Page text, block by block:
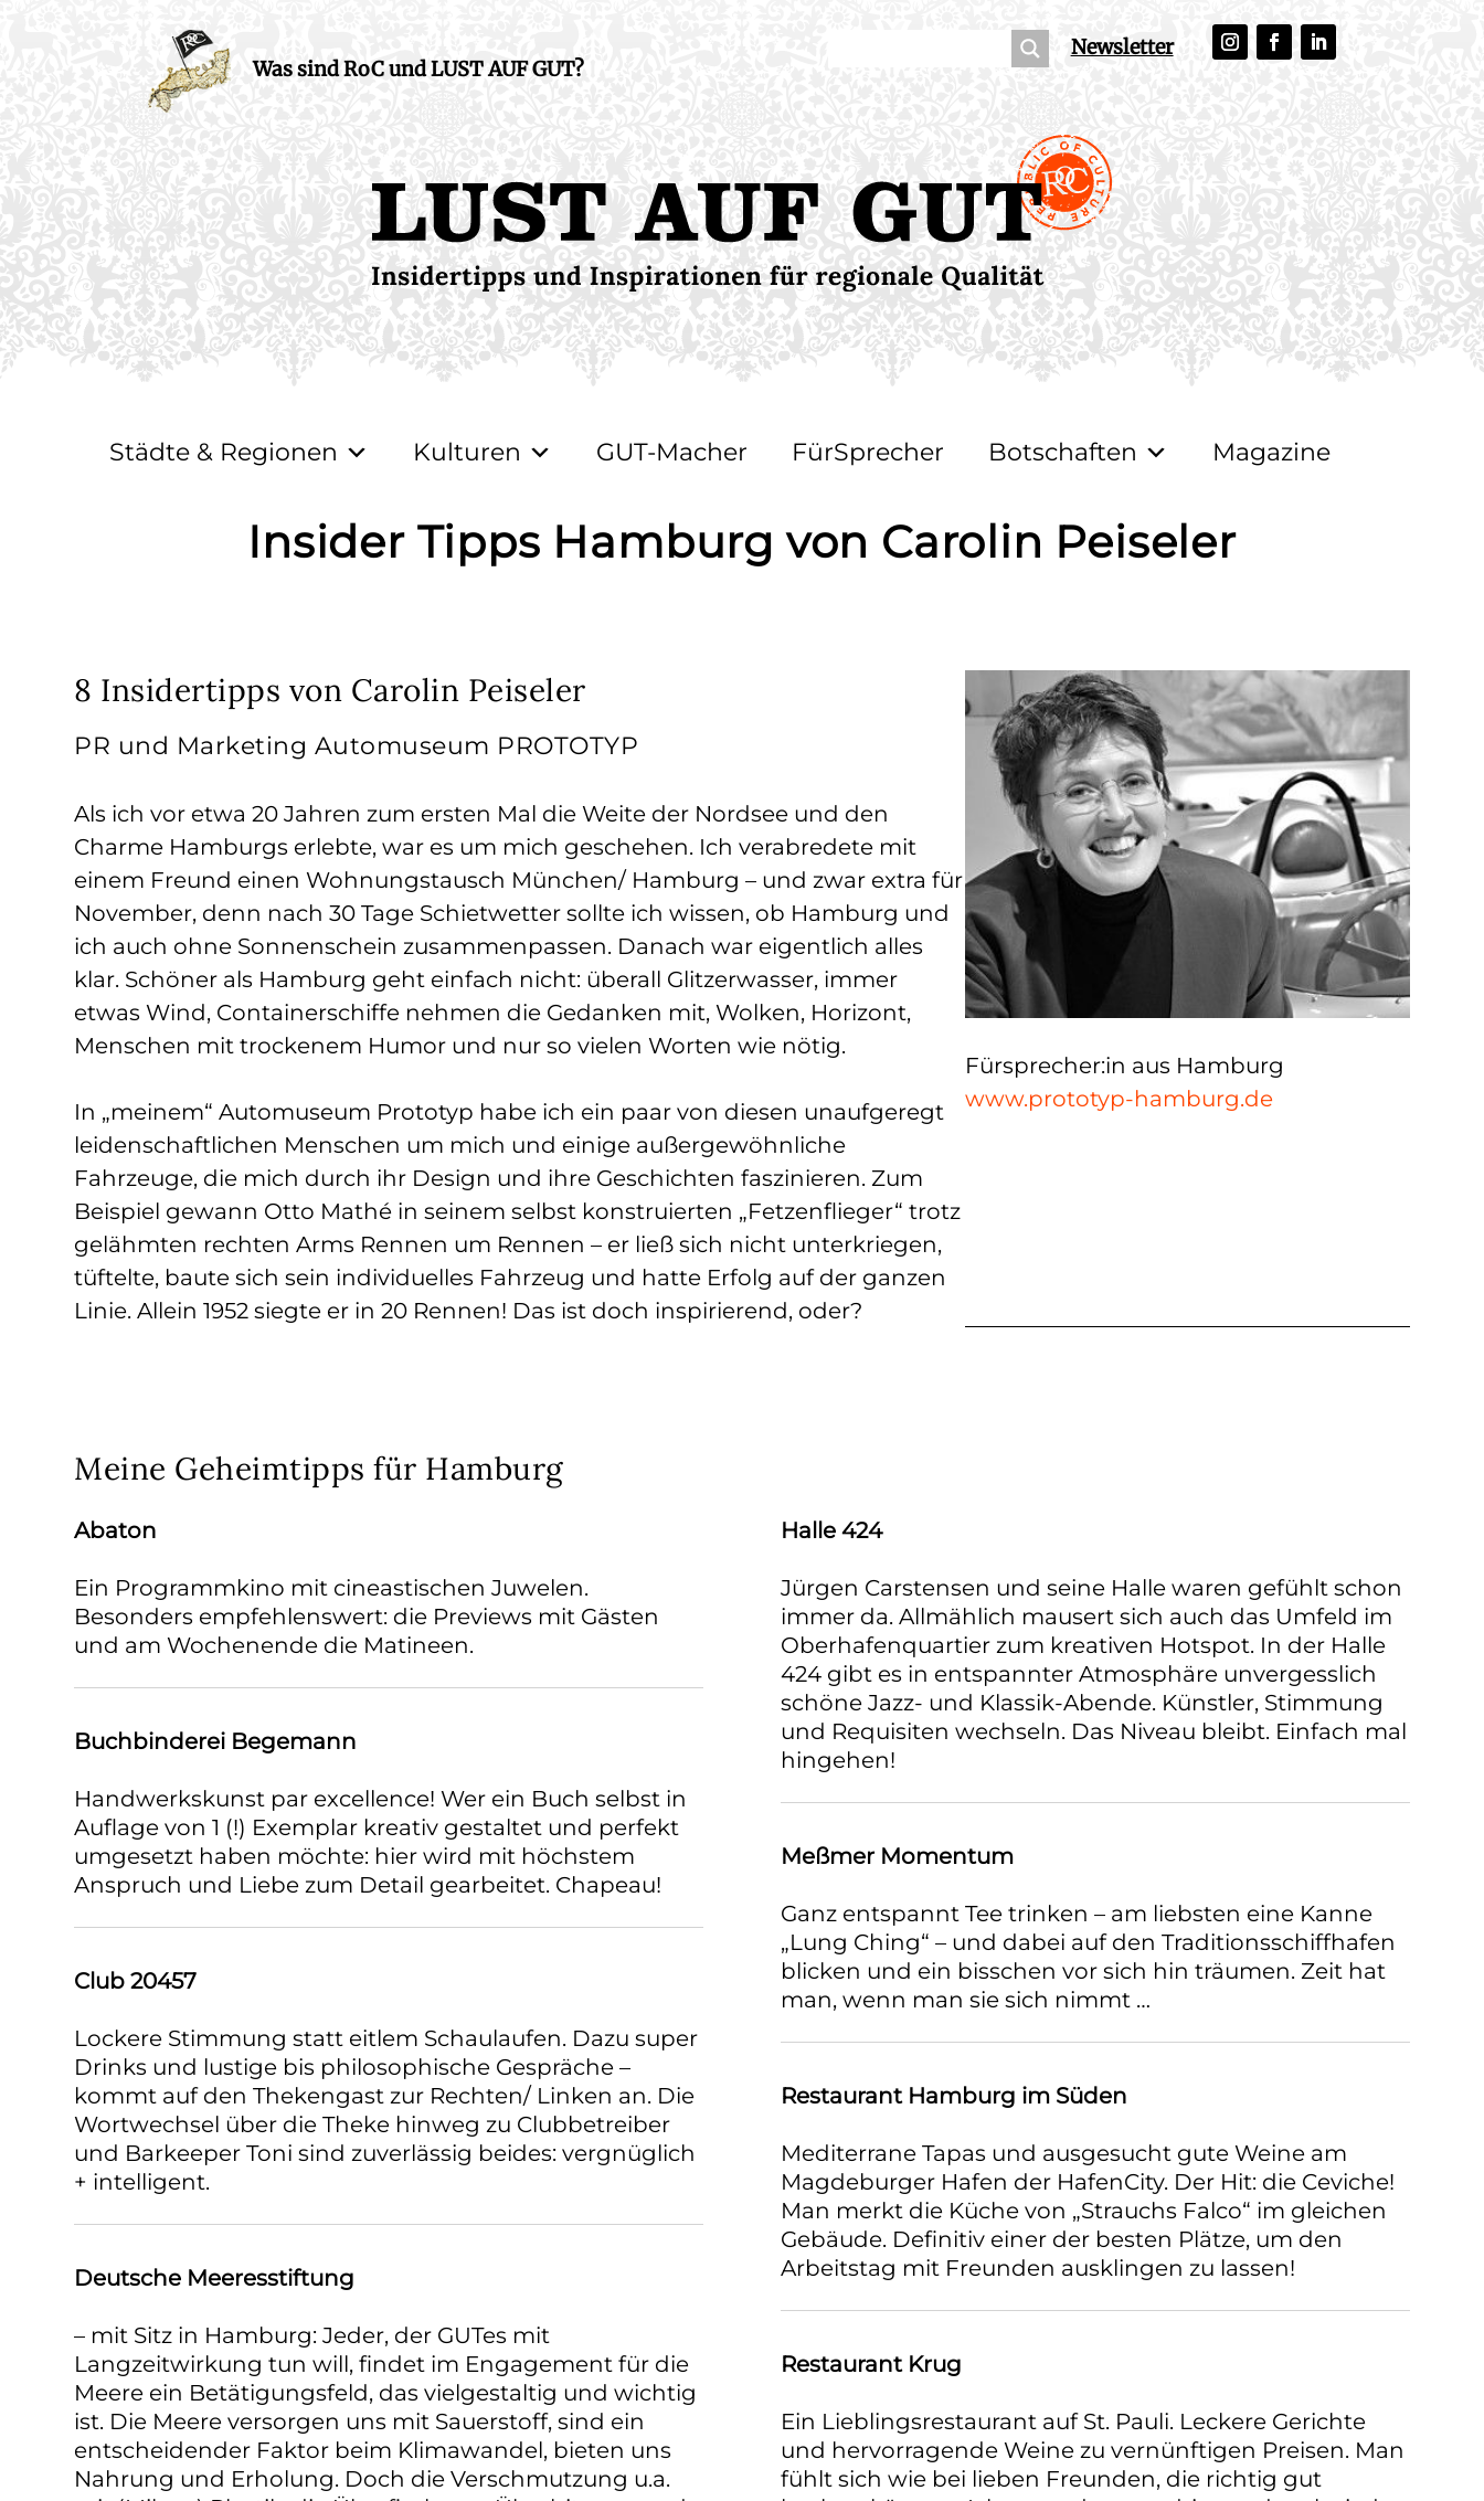
Was sind RoC und LUST AUF GUT?
Newsletter
Städte & Regionen Kulturen GUT-Macher FürSprecher Botschaften Magazine
Insider Tipps Hamburg von Carolin Peiseler
8 Insidertipps von Carolin Peiseler
PR und Marketing Automuseum PROTOTYP
Als ich vor etwa 20 Jahren zum ersten Mal die Weite der Nordsee und den
Charme Hamburgs erlebte, war es um mich geschehen. Ich verabredete mit
einem Freund einen Wohnungstausch München/ Hamburg – und zwar extra für
November, denn nach 30 Tage Schietwetter sollte ich wissen, ob Hamburg und
ich auch ohne Sonnenschein zusammenpassen. Danach war eigentlich alles
klar. Schöner als Hamburg geht einfach nicht: überall Glitzerwasser, immer
etwas Wind, Containerschiffe nehmen die Gedanken mit, Wolken, Horizont,
Menschen mit trockenem Humor und nur so vielen Worten wie nötig.
In „meinem“ Automuseum Prototyp habe ich ein paar von diesen unaufgeregt
leidenschaftlichen Menschen um mich und einige außergewöhnliche
Fahrzeuge, die mich durch ihr Design und ihre Geschichten faszinieren. Zum
Beispiel gewann Otto Mathé in seinem selbst konstruierten „Fetzenflieger“ trotz
gelähmten rechten Arms Rennen um Rennen – er ließ sich nicht unterkriegen,
tüftelte, baute sich sein individuelles Fahrzeug und hatte Erfolg auf der ganzen
Linie. Allein 1952 siegte er in 20 Rennen! Das ist doch inspirierend, oder?
Fürsprecher:in aus Hamburg
www.prototyp-hamburg.de
Meine Geheimtipps für Hamburg
Abaton
Ein Programmkino mit cineastischen Juwelen.
Besonders empfehlenswert: die Previews mit Gästen
und am Wochenende die Matineen.
Buchbinderei Begemann
Handwerkskunst par excellence! Wer ein Buch selbst in
Auflage von 1 (!) Exemplar kreativ gestaltet und perfekt
umgesetzt haben möchte: hier wird mit höchstem
Anspruch und Liebe zum Detail gearbeitet. Chapeau!
Club 20457
Lockere Stimmung statt eitlem Schaulaufen. Dazu super
Drinks und lustige bis philosophische Gespräche –
kommt auf den Thekengast zur Rechten/ Linken an. Die
Wortwechsel über die Theke hinweg zu Clubbetreiber
und Barkeeper Toni sind zuverlässig beides: vergnüglich
+ intelligent.
Deutsche Meeresstiftung
– mit Sitz in Hamburg: Jeder, der GUTes mit
Langzeitwirkung tun will, findet im Engagement für die
Meere ein Betätigungsfeld, das vielgestaltig und wichtig
ist. Die Meere versorgen uns mit Sauerstoff, sind ein
entscheidender Faktor beim Klimawandel, bieten uns
Nahrung und Erholung. Doch die Verschmutzung u.a.
Halle 424
Jürgen Carstensen und seine Halle waren gefühlt schon
immer da. Allmählich mausert sich auch das Umfeld im
Oberhafenquartier zum kreativen Hotspot. In der Halle
424 gibt es in entspannter Atmosphäre unvergesslich
schöne Jazz- und Klassik-Abende. Künstler, Stimmung
und Requisiten wechseln. Das Niveau bleibt. Einfach mal
hingehen!
Meßmer Momentum
Ganz entspannt Tee trinken – am liebsten eine Kanne
„Lung Ching“ – und dabei auf den Traditionsschiffhafen
blicken und ein bisschen vor sich hin träumen. Zeit hat
man, wenn man sie sich nimmt …
Restaurant Hamburg im Süden
Mediterrane Tapas und ausgesucht gute Weine am
Magdeburger Hafen der HafenCity. Der Hit: die Ceviche!
Man merkt die Küche von „Strauchs Falco“ im gleichen
Gebäude. Definitiv einer der besten Plätze, um den
Arbeitstag mit Freunden ausklingen zu lassen!
Restaurant Krug
Ein Lieblingsrestaurant auf St. Pauli. Leckere Gerichte
und hervorragende Weine zu vernünftigen Preisen. Man
fühlt sich wie bei lieben Freunden, die richtig gut